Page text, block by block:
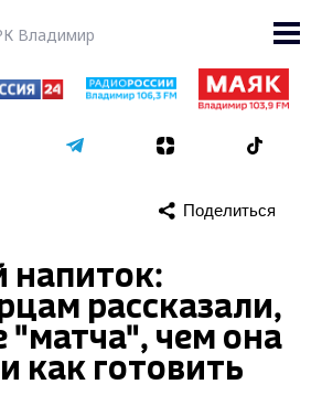
Владимир
Поделиться
напиток:
рассказали,
"матча", чем она
как готовить